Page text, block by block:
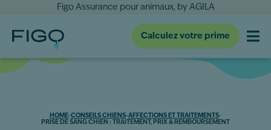
Figo Assurance pour animaux, by AGILA
Calculez votre prime
HOME-CONSEILS CHIENS-AFFECTIONS ET TRAITEMENTS-
PRISE DE SANG CHIEN : TRAITEMENT, PRIX & REMBOURSEMENT